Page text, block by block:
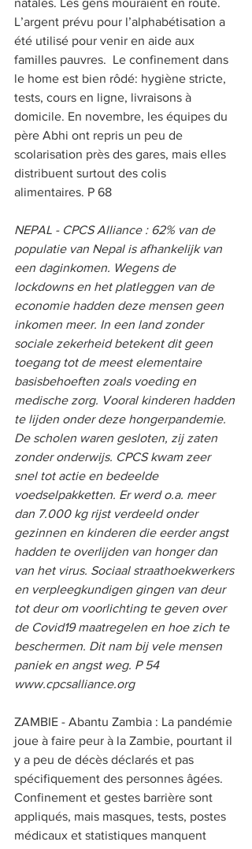
natales. Les gens mouraient en route.
L’argent prévu pour l’alphabétisation a
été utilisé pour venir en aide aux
familles pauvres.  Le confinement dans
le home est bien rôdé: hygiène stricte,
tests, cours en ligne, livraisons à
domicile. En novembre, les équipes du
père Abhi ont repris un peu de
scolarisation près des gares, mais elles
distribuent surtout des colis
alimentaires. P 68
NEPAL - CPCS Alliance : 62% van de
populatie van Nepal is afhankelijk van
een daginkomen. Wegens de
lockdowns en het platleggen van de
economie hadden deze mensen geen
inkomen meer. In een land zonder
sociale zekerheid betekent dit geen
toegang tot de meest elementaire
basisbehoeften zoals voeding en
medische zorg. Vooral kinderen hadden
te lijden onder deze hongerpandemie.
De scholen waren gesloten, zij zaten
zonder onderwijs. CPCS kwam zeer
snel tot actie en bedeelde
voedselpakketten. Er werd o.a. meer
dan 7.000 kg rijst verdeeld onder
gezinnen en kinderen die eerder angst
hadden te overlijden van honger dan
van het virus. Sociaal straathoekwerkers
en verpleegkundigen gingen van deur
tot deur om voorlichting te geven over
de Covid19 maatregelen en hoe zich te
beschermen. Dit nam bij vele mensen
paniek en angst weg. P 54
www.cpcsalliance.org
ZAMBIE - Abantu Zambia : La pandémie
joue à faire peur à la Zambie, pourtant il
y a peu de décès déclarés et pas
spécifiquement des personnes âgées.
Confinement et gestes barrière sont
appliqués, mais masques, tests, postes
médicaux et statistiques manquent